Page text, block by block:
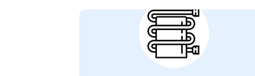
Limpeza das
Serpentinas do
Condensador no
Xaxim